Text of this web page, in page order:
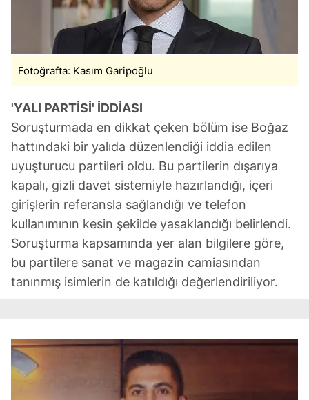
Fotoğrafta: Kasım Garipoğlu
'YALI PARTİSİ' İDDİASI
Soruşturmada en dikkat çeken bölüm ise Boğaz
hattındaki bir yalıda düzenlendiği iddia edilen
uyuşturucu partileri oldu. Bu partilerin dışarıya
kapalı, gizli davet sistemiyle hazırlandığı, içeri
girişlerin referansla sağlandığı ve telefon
kullanımının kesin şekilde yasaklandığı belirlendi.
Soruşturma kapsamında yer alan bilgilere göre,
bu partilere sanat ve magazin camiasından
tanınmış isimlerin de katıldığı değerlendiriliyor.